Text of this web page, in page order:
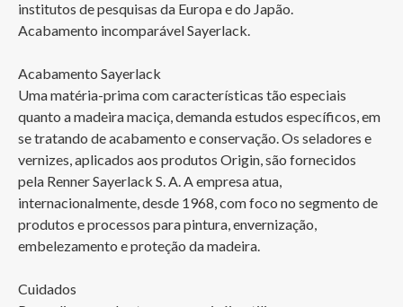
institutos de pesquisas da Europa e do Japão.
Acabamento incomparável Sayerlack.
Acabamento Sayerlack
Uma matéria-prima com características tão especiais
quanto a madeira maciça, demanda estudos específicos, em
se tratando de acabamento e conservação. Os seladores e
vernizes, aplicados aos produtos Origin, são fornecidos
pela Renner Sayerlack S. A. A empresa atua,
internacionalmente, desde 1968, com foco no segmento de
produtos e processos para pintura, envernização,
embelezamento e proteção da madeira.
Cuidados